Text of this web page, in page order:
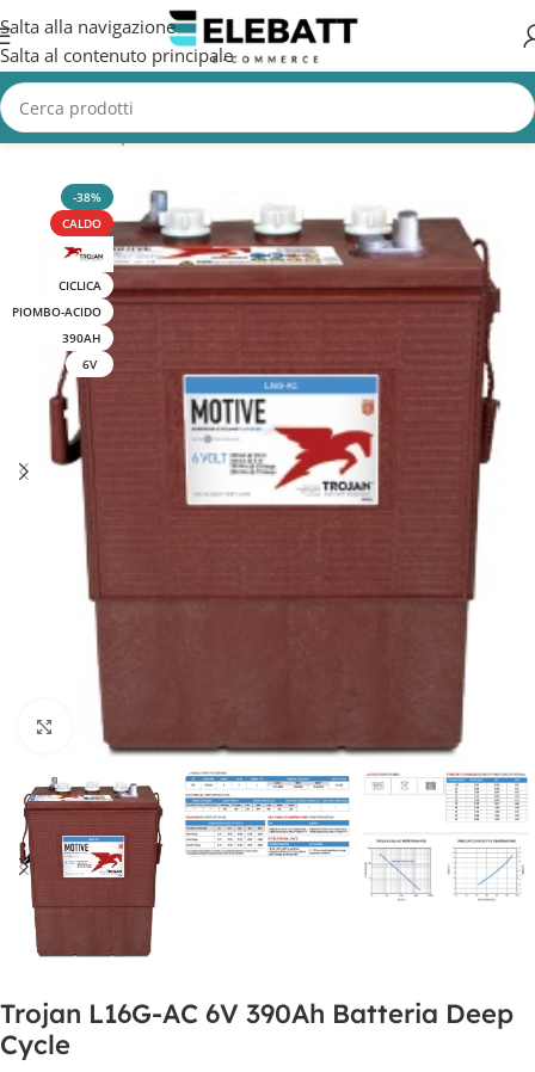
Salta alla navigazione
Salta al contenuto principale
/Batterie per Fotovoltaico/Batterie Fotovoltaico AGM e Gel
-38%
CALDO
CICLICA
PIOMBO-ACIDO
390AH
6V
Clicca per ingrandire
Trojan L16G-AC 6V 390Ah Batteria Deep
Cycle